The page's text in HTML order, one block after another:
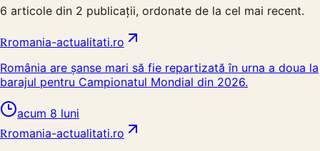
6 articole din 2 publicații, ordonate de la cel mai recent.
Rromania-actualitati.ro
România are șanse mari să fie repartizată în urna a doua la
barajul pentru Campionatul Mondial din 2026.
acum 8 luni
Rromania-actualitati.ro